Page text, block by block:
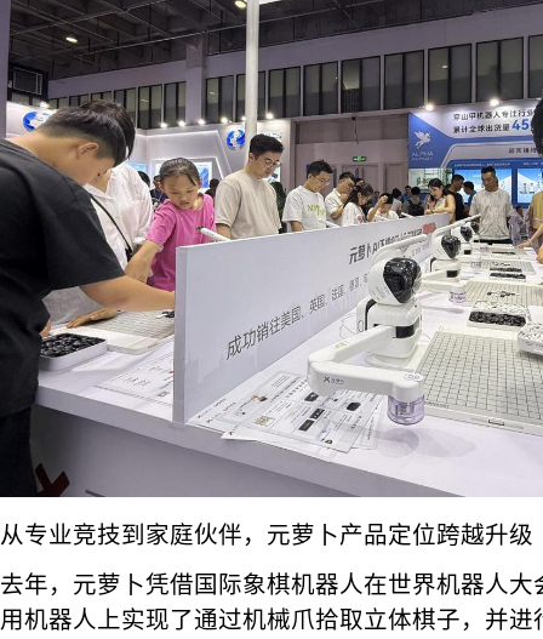
从专业竞技到家庭伙伴，元萝卜产品定位跨越升级
去年，元萝卜凭借国际象棋机器人在世界机器人
用机器人上实现了通过机械爪拾取立体棋子，并